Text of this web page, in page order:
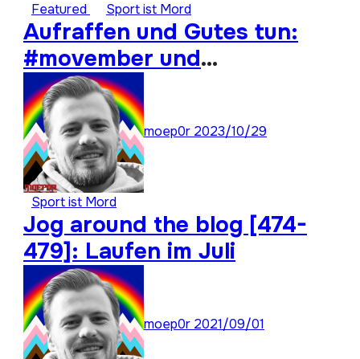
Featured Sport ist Mord
Aufraffen und Gutes tun:
#movember und
#moep0rthon 2023
moep0r 2023/10/29
Sport ist Mord
Jog around the blog [474-
479]: Laufen im Juli
moep0r 2021/09/01